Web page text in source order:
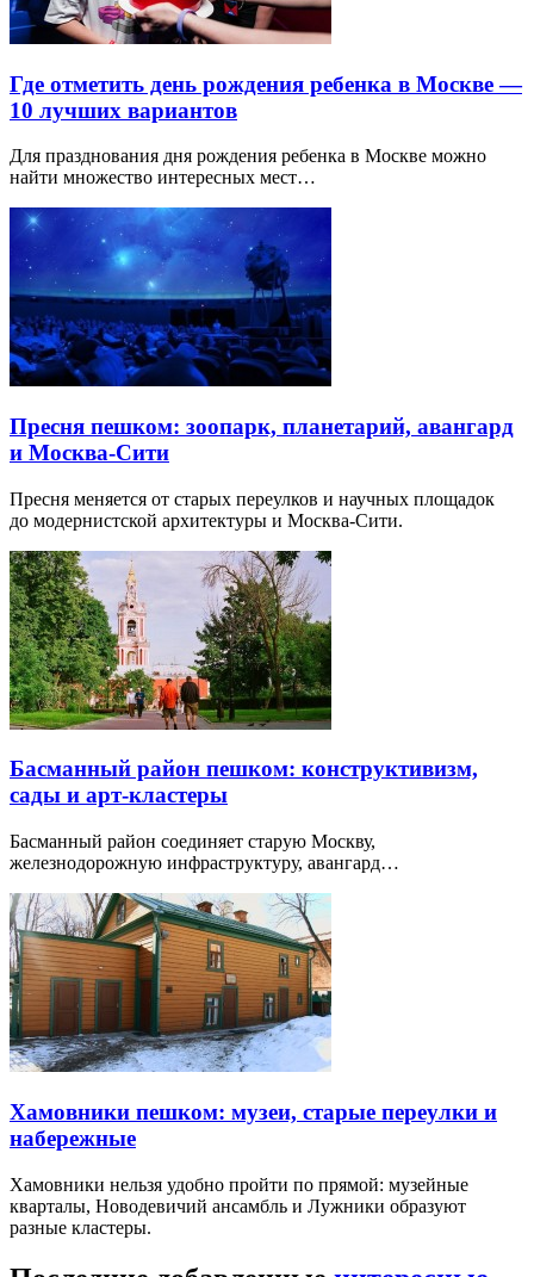
Где отметить день рождения ребенка в Москве —
10 лучших вариантов
Для празднования дня рождения ребенка в Москве можно
найти множество интересных мест…
Пресня пешком: зоопарк, планетарий, авангард
и Москва-Сити
Пресня меняется от старых переулков и научных площадок
до модернистской архитектуры и Москва-Сити.
Басманный район пешком: конструктивизм,
сады и арт-кластеры
Басманный район соединяет старую Москву,
железнодорожную инфраструктуру, авангард…
Хамовники пешком: музеи, старые переулки и
набережные
Хамовники нельзя удобно пройти по прямой: музейные
кварталы, Новодевичий ансамбль и Лужники образуют
разные кластеры.